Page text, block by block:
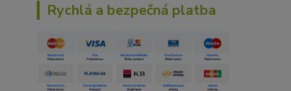
Rychlá a bezpečná platba